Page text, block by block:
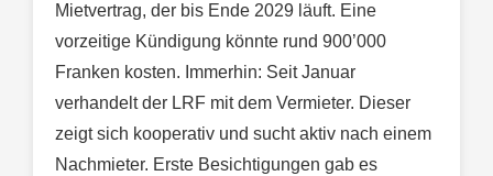
Mietvertrag, der bis Ende 2029 läuft. Eine
vorzeitige Kündigung könnte rund 900’000
Franken kosten. Immerhin: Seit Januar
verhandelt der LRF mit dem Vermieter. Dieser
zeigt sich kooperativ und sucht aktiv nach einem
Nachmieter. Erste Besichtigungen gab es